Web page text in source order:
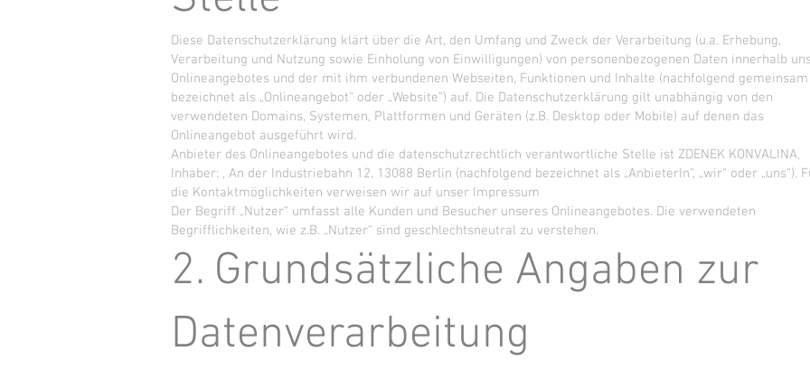
Diese Datenschutzerklärung klärt über die Art, den Umfang und Zweck der Verarbeitung (u.a. Erhebung,
Verarbeitung und Nutzung sowie Einholung von Einwilligungen) von personenbezogenen Daten innerhalb
Onlineangebotes und der mit ihm verbundenen Webseiten, Funktionen und Inhalte (nachfolgend gemeinsam
bezeichnet als „Onlineangebot“ oder „Website“) auf. Die Datenschutzerklärung gilt unabhängig von den
verwendeten Domains, Systemen, Plattformen und Geräten (z.B. Desktop oder Mobile) auf denen das
Onlineangebot ausgeführt wird.
Anbieter des Onlineangebotes und die datenschutzrechtlich verantwortliche Stelle ist ZDENEK KONVALINA,
Inhaber: , An der Industriebahn 12, 13088 Berlin (nachfolgend bezeichnet als „AnbieterIn“, „wir“ oder „uns“).
die Kontaktmöglichkeiten verweisen wir auf unser Impressum
Der Begriff „Nutzer“ umfasst alle Kunden und Besucher unseres Onlineangebotes. Die verwendeten
Begrifflichkeiten, wie z.B. „Nutzer“ sind geschlechtsneutral zu verstehen.
2. Grundsätzliche Angaben zur
Datenverarbeitung